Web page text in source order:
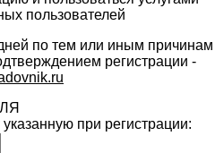
пользователей
по тем или иным причинам
регистрации -
при регистрации: